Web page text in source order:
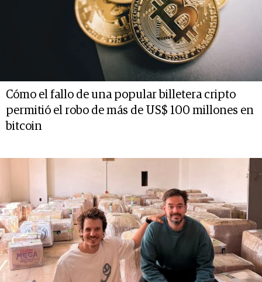
Cómo el fallo de una popular billetera cripto
permitió el robo de más de US$ 100 millones en
bitcoin